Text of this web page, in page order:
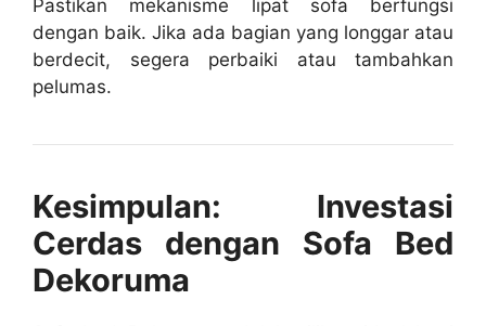
Pastikan mekanisme lipat sofa berfungsi
dengan baik. Jika ada bagian yang longgar atau
berdecit, segera perbaiki atau tambahkan
pelumas.
Kesimpulan: Investasi
Cerdas dengan Sofa Bed
Dekoruma